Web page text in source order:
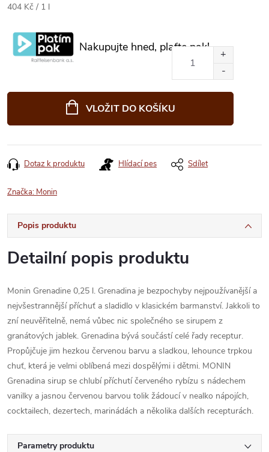
Měrná
404 Kč / 1 l
Nakupujte hned, plaťte pak!
VLOŽIT DO KOŠÍKU
Dotaz k produktu Hlídací pes Sdílet
Značka: Monin
Popis produktu
Detailní popis produktu
Monin Grenadine 0,25 l. Grenadina je bezpochyby nejpoužívanější a
nejvšestrannější příchuť a sladidlo v klasickém barmanství. Jakkoli to
zní neuvěřitelně, nemá vůbec nic společného se sirupem z
granátových jablek. Grenadina bývá součástí celé řady receptur.
Propůjčuje jim hezkou červenou barvu a sladkou, lehounce trpkou
chuť, která je velmi oblíbená mezi dospělými i dětmi. MONIN
Grenadina sirup se chlubí příchutí červeného rybízu s nádechem
vanilky a jasnou červenou barvou tolik žádoucí v nealko nápojích,
cocktailech, dezertech, marinádách a několika dalších recepturách.
Parametry produktu